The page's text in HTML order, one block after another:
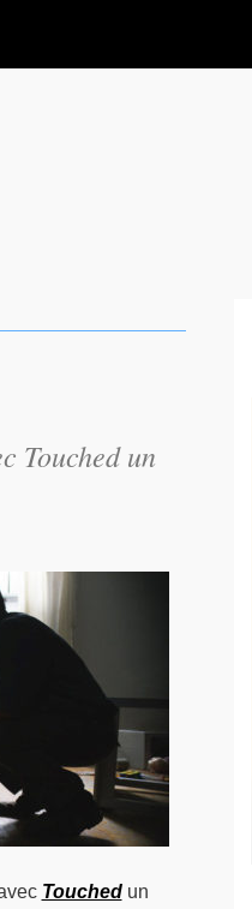
Touchedun
Touchedun